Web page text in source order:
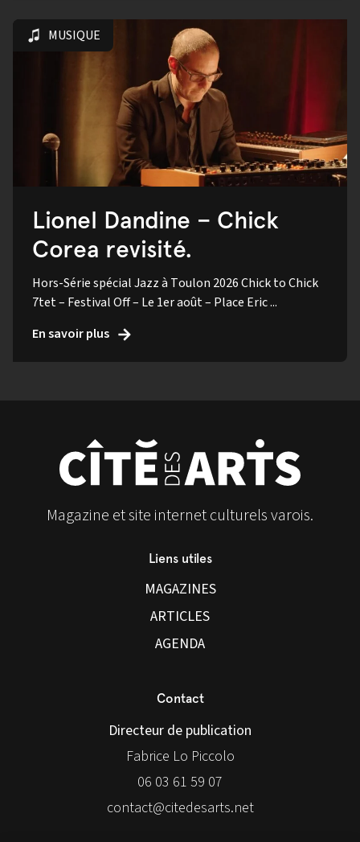
MUSIQUE
Lionel Dandine – Chick
Corea revisité.
Hors-Série spécial Jazz à Toulon 2026 Chick to Chick
7tet – Festival Off – Le 1er août – Place Eric ...
En savoir plus
Magazine et site internet culturels varois.
Liens utiles
MAGAZINES
ARTICLES
AGENDA
Contact
Directeur de publication
Fabrice Lo Piccolo
06 03 61 59 07
contact@citedesarts.net